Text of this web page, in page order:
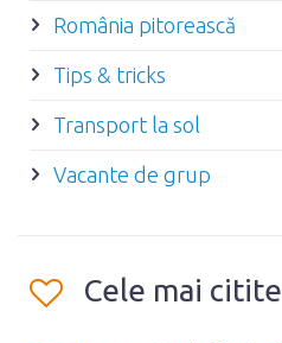
România pitorească
Tips & tricks
Transport la sol
Vacante de grup
Cele mai citite